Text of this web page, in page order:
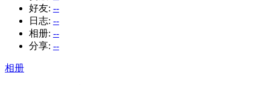
好友: --
日志: --
相册: --
分享: --
相册